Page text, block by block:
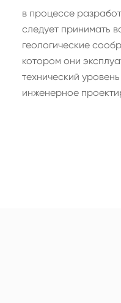
в процессе
следует принимать
геологические
котором они
технический
инженерное